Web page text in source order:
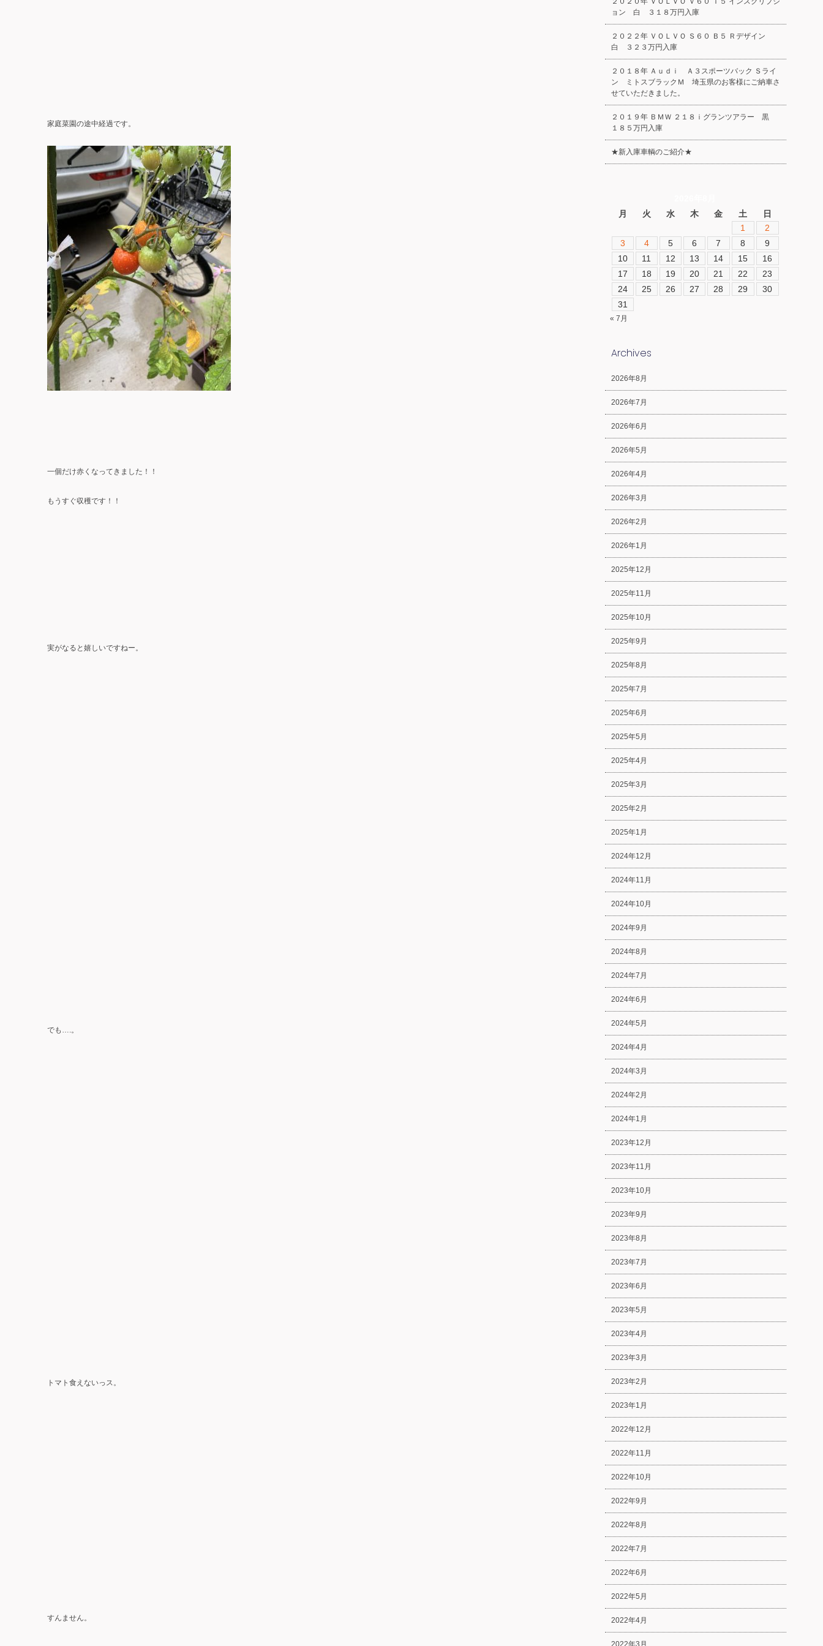
家庭菜園の途中経過です。
一個だけ赤くなってきました！！
もうすぐ収穫です！！
実がなると嬉しいですねー。
でも….。
トマト食えないっス。
すんません。
ョン 白 ３１８万円入庫
２０２２年 ＶＯＬＶＯ Ｓ６０ Ｂ５ Ｒデザイン
白 ３２３万円入庫
２０１８年 Ａｕｄｉ Ａ３スポーツバック Ｓライ
ン ミトスブラックＭ 埼玉県のお客様にご納車さ
せていただきました。
２０１９年 ＢＭＷ ２１８ｉグランツアラー 黒
１８５万円入庫
★新入庫車輌のご紹介★
月
火 水 木 金 土
日
1
2
3
4 5 6 7 8
9
10
11 12 13 14 15
16
17
18 19 20 21 22
23
24
25 26 27 28 29
30
31
« 7月
Archives
2026年8月
2026年7月
2026年6月
2026年5月
2026年4月
2026年3月
2026年2月
2026年1月
2025年12月
2025年11月
2025年10月
2025年9月
2025年8月
2025年7月
2025年6月
2025年5月
2025年4月
2025年3月
2025年2月
2025年1月
2024年12月
2024年11月
2024年10月
2024年9月
2024年8月
2024年7月
2024年6月
2024年5月
2024年4月
2024年3月
2024年2月
2024年1月
2023年12月
2023年11月
2023年10月
2023年9月
2023年8月
2023年7月
2023年6月
2023年5月
2023年4月
2023年3月
2023年2月
2023年1月
2022年12月
2022年11月
2022年10月
2022年9月
2022年8月
2022年7月
2022年6月
2022年5月
2022年4月
2022年3月